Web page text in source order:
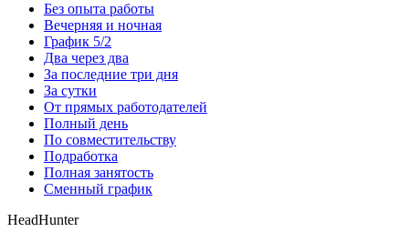
Без опыта работы
Вечерняя и ночная
График 5/2
Два через два
За последние три дня
За сутки
От прямых работодателей
Полный день
По совместительству
Подработка
Полная занятость
Сменный график
HeadHunter